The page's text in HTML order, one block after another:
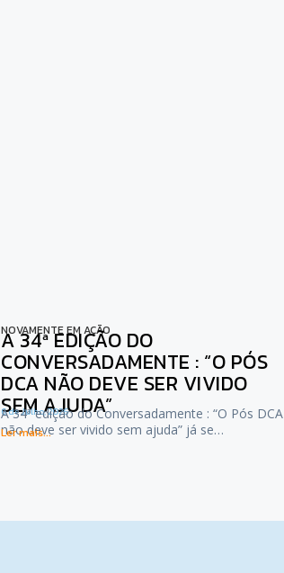
NOVAMENTE EM AÇÃO
A 34ª EDIÇÃO DO
CONVERSADAMENTE : “O PÓS
DCA NÃO DEVE SER VIVIDO
SEM AJUDA”
6 de Julho, 2026
A 34ª edição do Conversadamente : “O Pós DCA
não deve ser vivido sem ajuda” já se…
Ler mais...